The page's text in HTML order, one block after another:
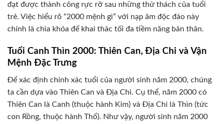
đạt được thành công rực rỡ sau những thử thách của tuổi
trẻ. Việc hiểu rõ “2000 mệnh gì” với nạp âm độc đáo này
chính là chìa khóa để khai thác tối đa tiềm năng bản thân.
Tuổi Canh Thìn 2000: Thiên Can, Địa Chi và Vận
Mệnh Đặc Trưng
Để xác định chính xác tuổi của người sinh năm 2000, chúng
ta cần dựa vào Thiên Can và Địa Chi. Cụ thể, năm 2000 có
Thiên Can là Canh (thuộc hành Kim) và Địa Chi là Thìn (tức
con Rồng, thuộc hành Thổ). Như vậy, người sinh năm 2000